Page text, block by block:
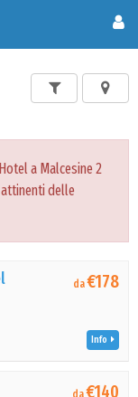
a Malcesine 2
delle
da€178
Info
da€140